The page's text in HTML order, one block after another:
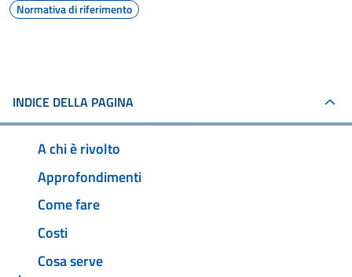
Normativa di riferimento
INDICE DELLA PAGINA
A chi è rivolto
Approfondimenti
Come fare
Costi
Cosa serve